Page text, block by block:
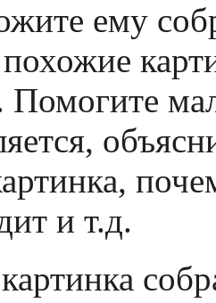
ему
Помогите
и т.д.